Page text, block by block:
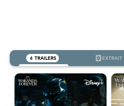
4 TRAILERS 0 EXTRAIT